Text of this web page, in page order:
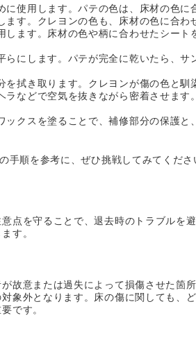
使用します。パテの色は、床材の色に
す。クレヨンの色も、床材の色に合わ
ます。床材の色や柄に合わせたシート
らにします。パテが完全に乾いたら、サ
拭き取ります。クレヨンが傷の色と馴
ラなどで空気を抜きながら密着させます
クスを塗ることで、補修部分の保護と
順を参考に、ぜひ挑戦してみてくださ
点を守ることで、退去時のトラブルを
す。
故意または過失によって損傷させた箇
象外となります。床の傷に関しても、
です。